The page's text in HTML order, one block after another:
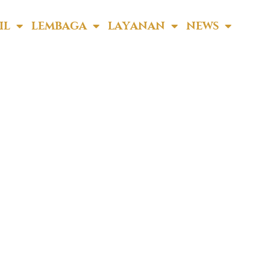
LEMBAGA LAYANAN NEWS